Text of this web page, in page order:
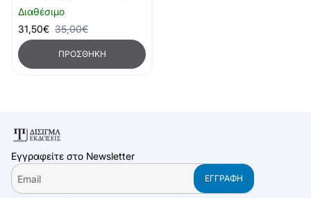
Διαθέσιμο
31,50€ 35,00€
ΠΡΟΣΘΉΚΗ
Εγγραφείτε στο Newsletter
Email
ΕΓΓΡΑΦΉ